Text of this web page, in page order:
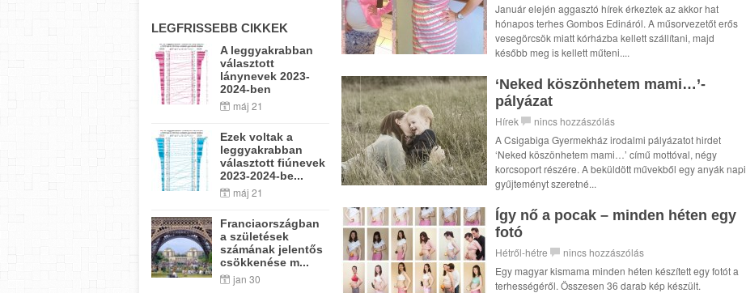
Január elején aggasztó hírek érkeztek az akkor hat
hónapos terhes Gombos Edináról. A műsorvezetőt erős
vesegörcsök miatt kórházba kellett szállítani, majd
később meg is kellett műteni....
‘Neked köszönhetem mami…’-
pályázat
Hírek
nincs hozzászólás
A Csigabiga Gyermekház irodalmi pályázatot hirdet
‘Neked köszönhetem mami…’ című mottóval, négy
korcsoport részére. A beküldött művekből egy anyák napi
gyűjteményt szeretné...
Így nő a pocak – minden héten egy
fotó
Hétről-hétre
nincs hozzászólás
Egy magyar kismama minden héten készített egy fotót a
terhességéről. Összesen 36 darab kép készült.
LEGFRISSEBB CIKKEK
A leggyakrabban
választott
lánynevek 2023-
2024-ben
máj 21
Ezek voltak a
leggyakrabban
választott fiúnevek
2023-2024-be...
máj 21
Franciaországban
a születések
számának jelentős
csökkenése m...
jan 30